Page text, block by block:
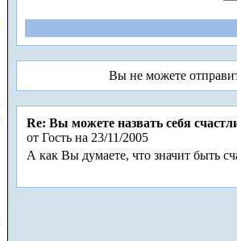
Вы не можете
Re: Вы можете назвать себя
от Гость на 23/11/2005
А как Вы думаете, что значит быть